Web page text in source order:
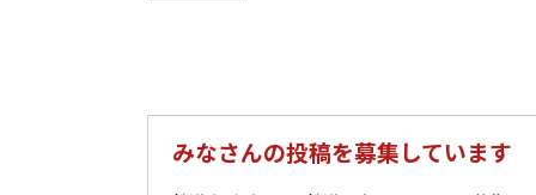
みなさんの投稿を募集しています